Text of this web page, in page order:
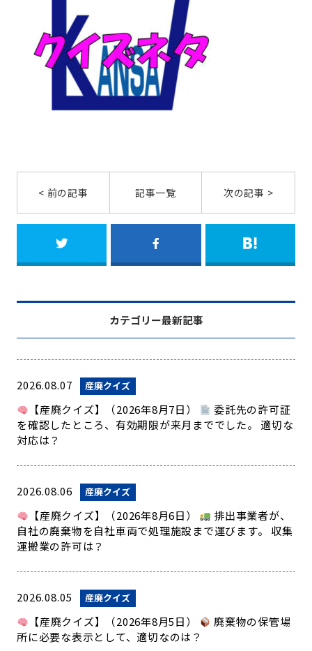
< 前の記事 記事一覧 次の記事 >
カテゴリー最新記事
2026.08.07 産廃クイズ
【産廃クイズ】（2026年8月7日）
委託先の許可証
を確認したところ、有効期限が来月まででした。 適切な
対応は？
2026.08.06 産廃クイズ
【産廃クイズ】（2026年8月6日）
排出事業者が、
自社の廃棄物を自社車両で処理施設まで運びます。 収集
運搬業の許可は？
2026.08.05 産廃クイズ
【産廃クイズ】（2026年8月5日）
廃棄物の保管場
所に必要な表示として、適切なのは？